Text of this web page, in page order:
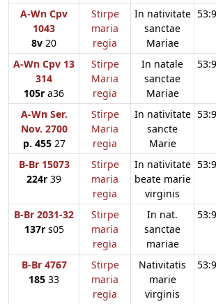
A-Wn Cpv
1043
8v 20
Stirpe
maria
regia
In nativitate
sanctae
Mariae
A-Wn Cpv 13
314
105r a36
Stirpe
Maria
regia
In natale
sanctae
Mariae
A-Wn Ser.
Nov. 2700
p. 45527
Stirpe
Maria
regia
In nativitate
sancte
Marie
B-Br 15073
224r 39
Stirpe
maria
regia
In nativitate
beate marie
virginis
B-Br 2031-32
137rs05
Stirpe
maria
regia
In nat.
sanctae
mariae
B-Br 4767
185 33
Stirpe
maria
regia
Nativitatis
marie
virginis